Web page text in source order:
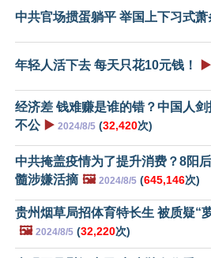
中共官场掼蛋躺平 举国上下习式萧
年轻人活下去 每天只花10元钱！ ▶️
经济差 钱难赚是谁的错？中国人剑
不公 ▶️ 2024/8/5 (32,420次)
中共掩盖疫情为了提升消费？8阳
髓涉嫌活摘 🖼️ 2024/8/5 (645,146次)
贵州烟草局招体育特长生 被质疑“
🖼️ 2024/8/5 (32,220次)